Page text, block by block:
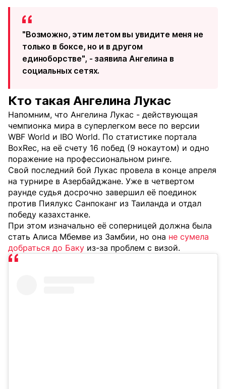
"Возможно, этим летом вы увидите меня не
только в боксе, но и в другом
единоборстве", - заявила Ангелина в
социальных сетях.
Кто такая Ангелина Лукас
Напомним, что Ангелина Лукас - действующая
чемпионка мира в суперлегком весе по версии
WBF World и IBO World. По статистике портала
BoxRec, на её счету 16 побед (9 нокаутом) и одно
поражение на профессиональном ринге.
Свой последний бой Лукас провела в конце апреля
на турнире в Азербайджане. Уже в четвертом
раунде судья досрочно завершил её поединок
против Пиялукс Санпоканг из Таиланда и отдал
победу казахстанке.
При этом изначально её соперницей должна была
стать Алиса Мбемве из Замбии, но она не сумела
добраться до Баку из-за проблем с визой.